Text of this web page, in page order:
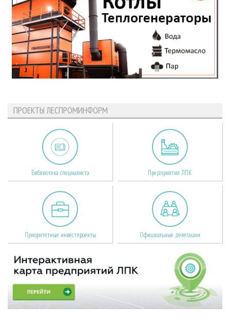
ПРОЕКТЫ ЛЕСПРОМИНФОРМ
Библиотека специалиста Предприятия ЛПК
Приоритетные инвестпроекты Официальные делегации